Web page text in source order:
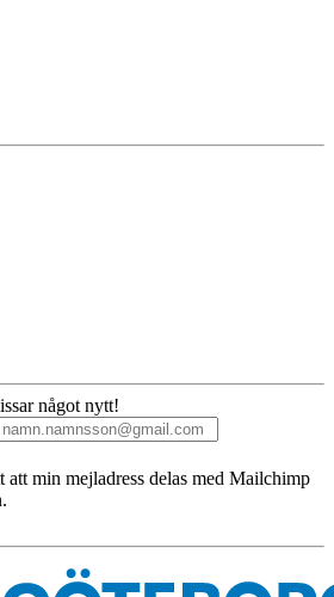
något nytt!
att min mejladress delas med Mailchimp